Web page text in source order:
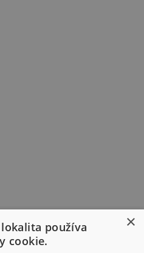
×
používa
cookie.